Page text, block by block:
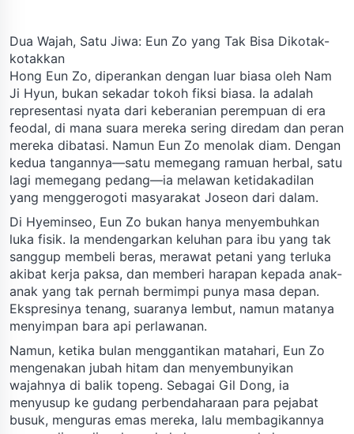
Dua Wajah, Satu Jiwa: Eun Zo yang Tak Bisa Dikotak-
kotakkan
Hong Eun Zo, diperankan dengan luar biasa oleh Nam
Ji Hyun, bukan sekadar tokoh fiksi biasa. Ia adalah
representasi nyata dari keberanian perempuan di era
feodal, di mana suara mereka sering diredam dan peran
mereka dibatasi. Namun Eun Zo menolak diam. Dengan
kedua tangannya—satu memegang ramuan herbal, satu
lagi memegang pedang—ia melawan ketidakadilan
yang menggerogoti masyarakat Joseon dari dalam.
Di Hyeminseo, Eun Zo bukan hanya menyembuhkan
luka fisik. Ia mendengarkan keluhan para ibu yang tak
sanggup membeli beras, merawat petani yang terluka
akibat kerja paksa, dan memberi harapan kepada anak-
anak yang tak pernah bermimpi punya masa depan.
Ekspresinya tenang, suaranya lembut, namun matanya
menyimpan bara api perlawanan.
Namun, ketika bulan menggantikan matahari, Eun Zo
mengenakan jubah hitam dan menyembunyikan
wajahnya di balik topeng. Sebagai Gil Dong, ia
menyusup ke gudang perbendaharaan para pejabat
busuk, menguras emas mereka, lalu membagikannya